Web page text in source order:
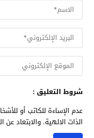
شروط التعليق :
عدم الإساءة للكاتب أو
الذات الالهية. والابتعاد